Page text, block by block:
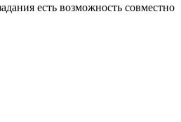
есть возможность совместно